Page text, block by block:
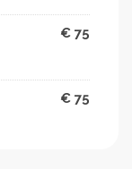
€ 75
€ 75